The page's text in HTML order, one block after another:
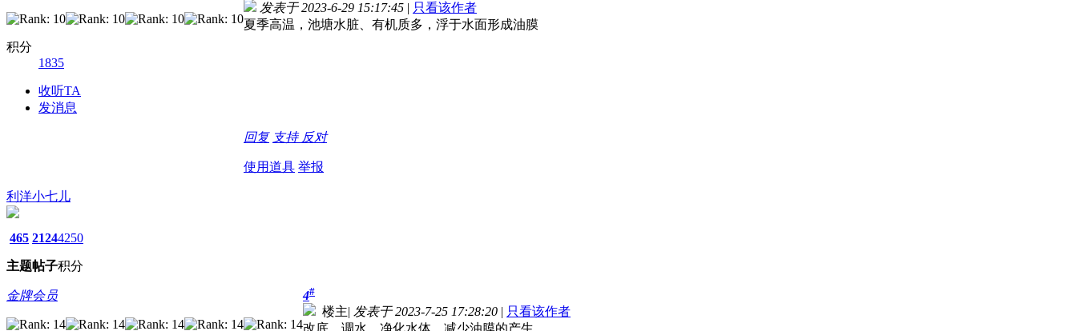
积分
1835
收听TA
发消息
发表于 2023-6-29 15:17:45 | 只看该作者
夏季高温，池塘水脏、有机质多，浮于水面形成油膜
回复 支持 反对
使用道具 举报
利洋小七儿
465
主题
2124
帖子
4250
积分
金牌会员 4#
楼主| 发表于 2023-7-25 17:28:20 | 只看该作者